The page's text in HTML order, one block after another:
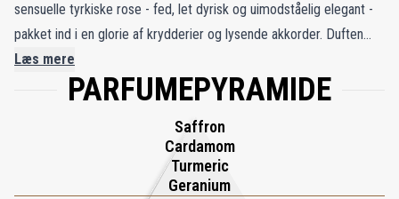
sensuelle tyrkiske rose - fed, let dyrisk og uimodståelig elegant -
pakket ind i en glorie af krydderier og lysende akkorder. Duften
folder sig ud som en juvel, der fanger lys, og afslører kontraster
mellem blødhed og intensitet, blomsteragtig delikatesse og røget
raffinement med en vovet kant. Duften åbner med en varm og
spændende blanding af kardemomme, curcuma, geranium og
safran, hvilket skaber en krydret og aromatisk introduktion. Hjertet
Læs mere
PARFUMEPYRAMIDE
Saffron
Cardamom
Turmeric
Geranium